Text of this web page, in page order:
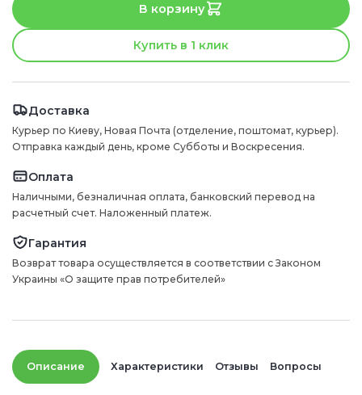
В корзину
Купить в 1 клик
Доставка
Курьер по Киеву, Новая Почта (отделение, поштомат, курьер).
Отправка каждый день, кроме Субботы и Воскресения.
Оплата
Наличными, безналичная оплата, банковский перевод на
расчетный счет. Наложенный платеж.
Гарантия
Возврат товара осуществляется в соответствии с Законом
Украины «О защите прав потребителей»
Описание Характеристики Отзывы Вопросы